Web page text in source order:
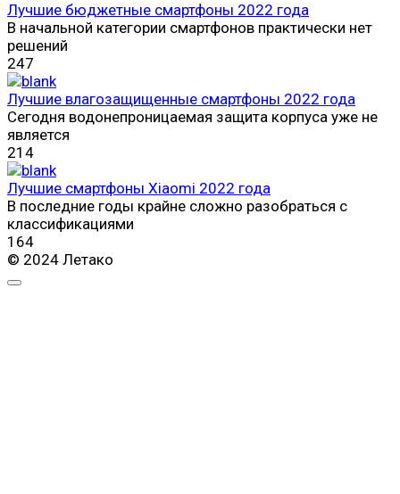
Лучшие бюджетные смартфоны 2022 года
В начальной категории смартфонов практически нет
решений
247
Лучшие влагозащищенные смартфоны 2022 года
Сегодня водонепроницаемая защита корпуса уже не
является
214
Лучшие смартфоны Xiaomi 2022 года
В последние годы крайне сложно разобраться с
классификациями
164
© 2024 Летако